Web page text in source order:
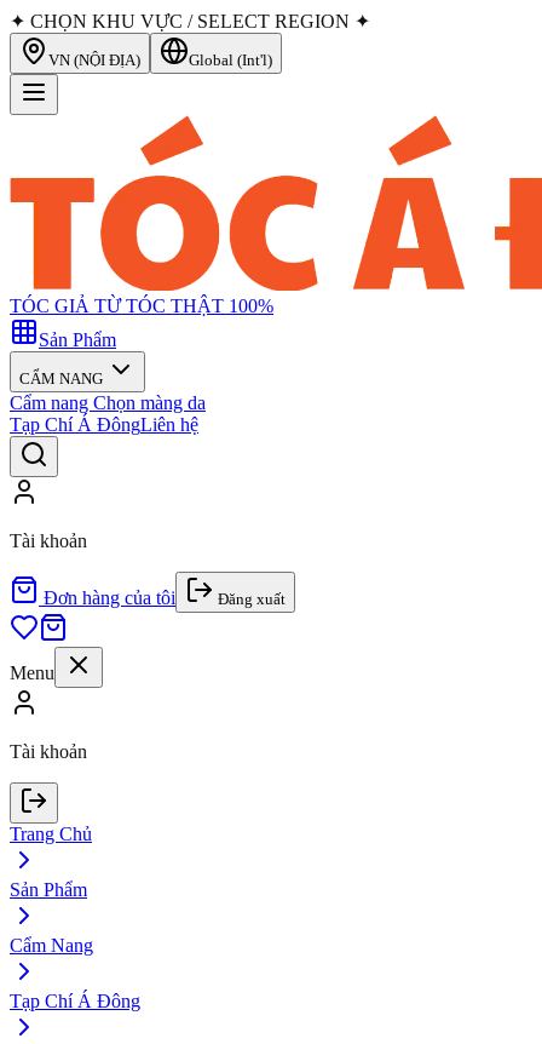
✦ CHỌN KHU VỰC / SELECT REGION ✦
VN (NỘI ĐỊA) Global (Int'l)
TÓC GIẢ TỪ TÓC THẬT 100%
Sản Phẩm
CẨM NANG
Cẩm nang Chọn màng da
Tạp Chí Á ĐôngLiên hệ
Tài khoản
Đơn hàng của tôi Đăng xuất
Menu
Tài khoản
Trang Chủ
Sản Phẩm
Cẩm Nang
Tạp Chí Á Đông